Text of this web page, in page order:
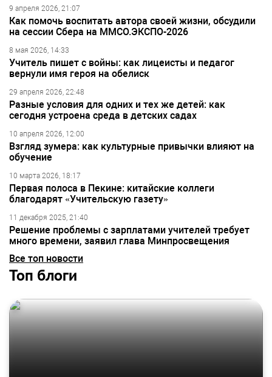
9 апреля 2026, 21:07
Как помочь воспитать автора своей жизни, обсудили
на сессии Сбера на ММСО.ЭКСПО-2026
8 мая 2026, 14:33
Учитель пишет с войны: как лицеисты и педагог
вернули имя героя на обелиск
29 апреля 2026, 22:48
Разные условия для одних и тех же детей: как
сегодня устроена среда в детских садах
10 апреля 2026, 12:00
Взгляд зумера: как культурные привычки влияют на
обучение
10 марта 2026, 18:17
Первая полоса в Пекине: китайские коллеги
благодарят «Учительскую газету»
11 декабря 2025, 21:40
Решение проблемы с зарплатами учителей требует
много времени, заявил глава Минпросвещения
Все топ новости
Топ блоги